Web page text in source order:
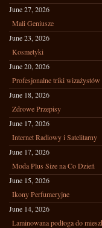
June 27, 2026
Mali Geniusze
June 23, 2026
Kosmetyki
June 20, 2026
Profesjonalne triki wizażystów
June 18, 2026
Zdrowe Przepisy
June 17, 2026
Internet Radiowy i Satelitarny
June 17, 2026
Moda Plus Size na Co Dzień
June 15, 2026
Ikony Perfumeryjne
June 14, 2026
Laminowana podłoga do